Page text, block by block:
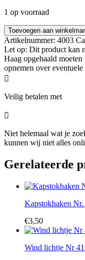
1 op voorraad
Toevoegen aan
Artikelnummer: 4003
Let op: Dit product kan
Haag opgehaald
opnemen over

Veilig betalen met

Niet helemaal wat je
kunnen wij niet alles
Gerelateerde
Kapstokhaken
€3,50
Wind lichtje Nr